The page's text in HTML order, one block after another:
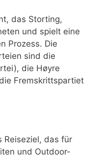
das Storting,
und spielt eine
Prozess. Die
sind die
die Høyre
Fremskrittspartiet
Reiseziel, das für
und Outdoor-